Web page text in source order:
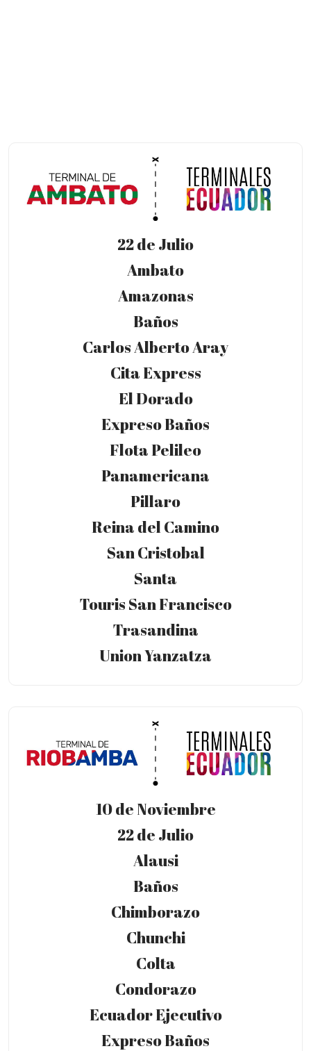
22 de Julio
Ambato
Amazonas
Baños
Carlos Alberto Aray
Cita Express
El Dorado
Expreso Baños
Flota Pelileo
Panamericana
Pillaro
Reina del Camino
San Cristobal
Santa
Touris San Francisco
Trasandina
Union Yanzatza
10 de Noviembre
22 de Julio
Alausi
Baños
Chimborazo
Chunchi
Colta
Condorazo
Ecuador Ejecutivo
Expreso Baños